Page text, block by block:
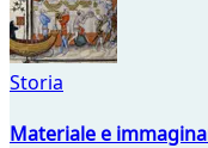
Storia
Materiale e